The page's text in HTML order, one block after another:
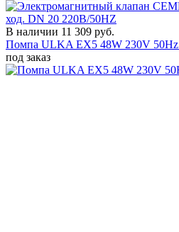
В наличии 11 309 руб.
Помпа ULKA EX5 48W 230V 50Hz
под заказ